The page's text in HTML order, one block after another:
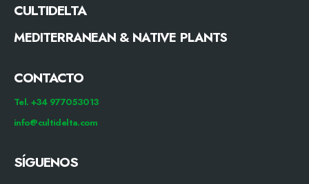
CULTIDELTA
MEDITERRANEAN & NATIVE PLANTS
CONTACTO
Tel. +34 977053013
info@cultidelta.com
SÍGUENOS